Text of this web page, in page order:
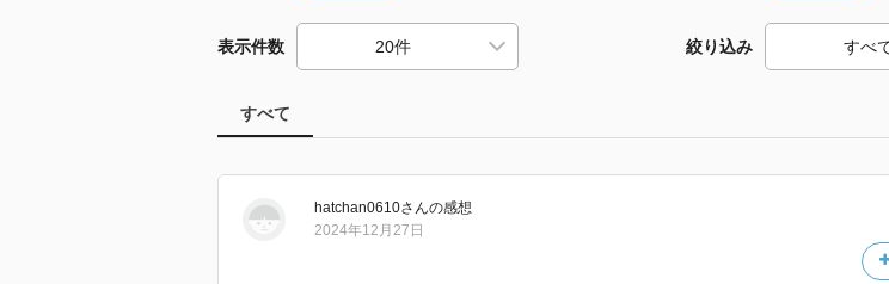
表示件数 絞り込み
すべて
hatchan0610さんの感想
2024年12月27日